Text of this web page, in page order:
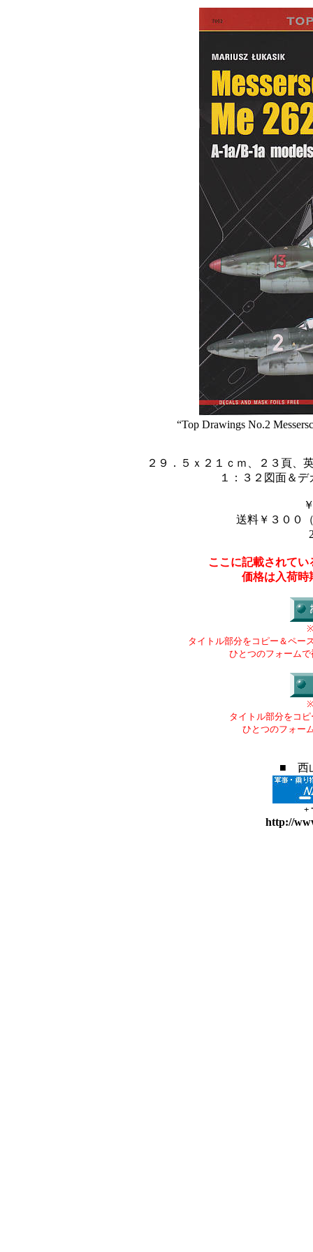
“Top Drawings No.2
２９．５ｘ２１ｃｍ、２３頁、
１：３２図面＆
送料￥３００
ここに記載されて
価格は入荷時
タイトル部分をコピー＆ペー
ひとつのフォーム
タイトル部分をコ
ひとつのフォー
■ 西
+
http://